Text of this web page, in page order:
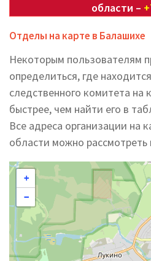
области –
Отделы на карте в Балашихе
Некоторым пользователям
определиться, где
следственного комитета на
быстрее, чем найти его в
Все адреса организации на
области можно рассмотреть
+
−